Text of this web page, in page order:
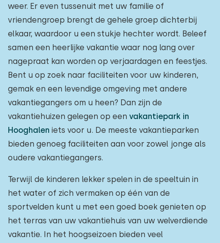
weer. Er even tussenuit met uw familie of
vriendengroep brengt de gehele groep dichterbij
elkaar, waardoor u een stukje hechter wordt. Beleef
samen een heerlijke vakantie waar nog lang over
nagepraat kan worden op verjaardagen en feestjes.
Bent u op zoek naar faciliteiten voor uw kinderen,
gemak en een levendige omgeving met andere
vakantiegangers om u heen? Dan zijn de
vakantiehuizen gelegen op een vakantiepark in
Hooghalen iets voor u. De meeste vakantieparken
bieden genoeg faciliteiten aan voor zowel jonge als
oudere vakantiegangers.
Terwijl de kinderen lekker spelen in de speeltuin in
het water of zich vermaken op één van de
sportvelden kunt u met een goed boek genieten op
het terras van uw vakantiehuis van uw welverdiende
vakantie. In het hoogseizoen bieden veel